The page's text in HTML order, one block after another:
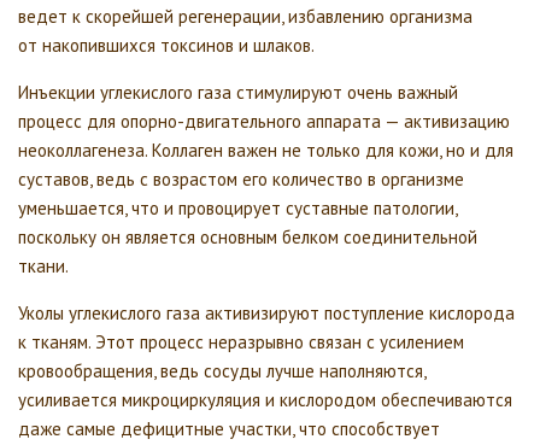
ведет к скорейшей регенерации, избавлению организма
от накопившихся токсинов и шлаков.
Инъекции углекислого газа стимулируют очень важный
процесс для опорно-двигательного аппарата — активизацию
неоколлагенеза. Коллаген важен не только для кожи, но и для
суставов, ведь с возрастом его количество в организме
уменьшается, что и провоцирует суставные патологии,
поскольку он является основным белком соединительной
ткани.
Уколы углекислого газа активизируют поступление кислорода
к тканям. Этот процесс неразрывно связан с усилением
кровообращения, ведь сосуды лучше наполняются,
усиливается микроциркуляция и кислородом обеспечиваются
даже самые дефицитные участки, что способствует